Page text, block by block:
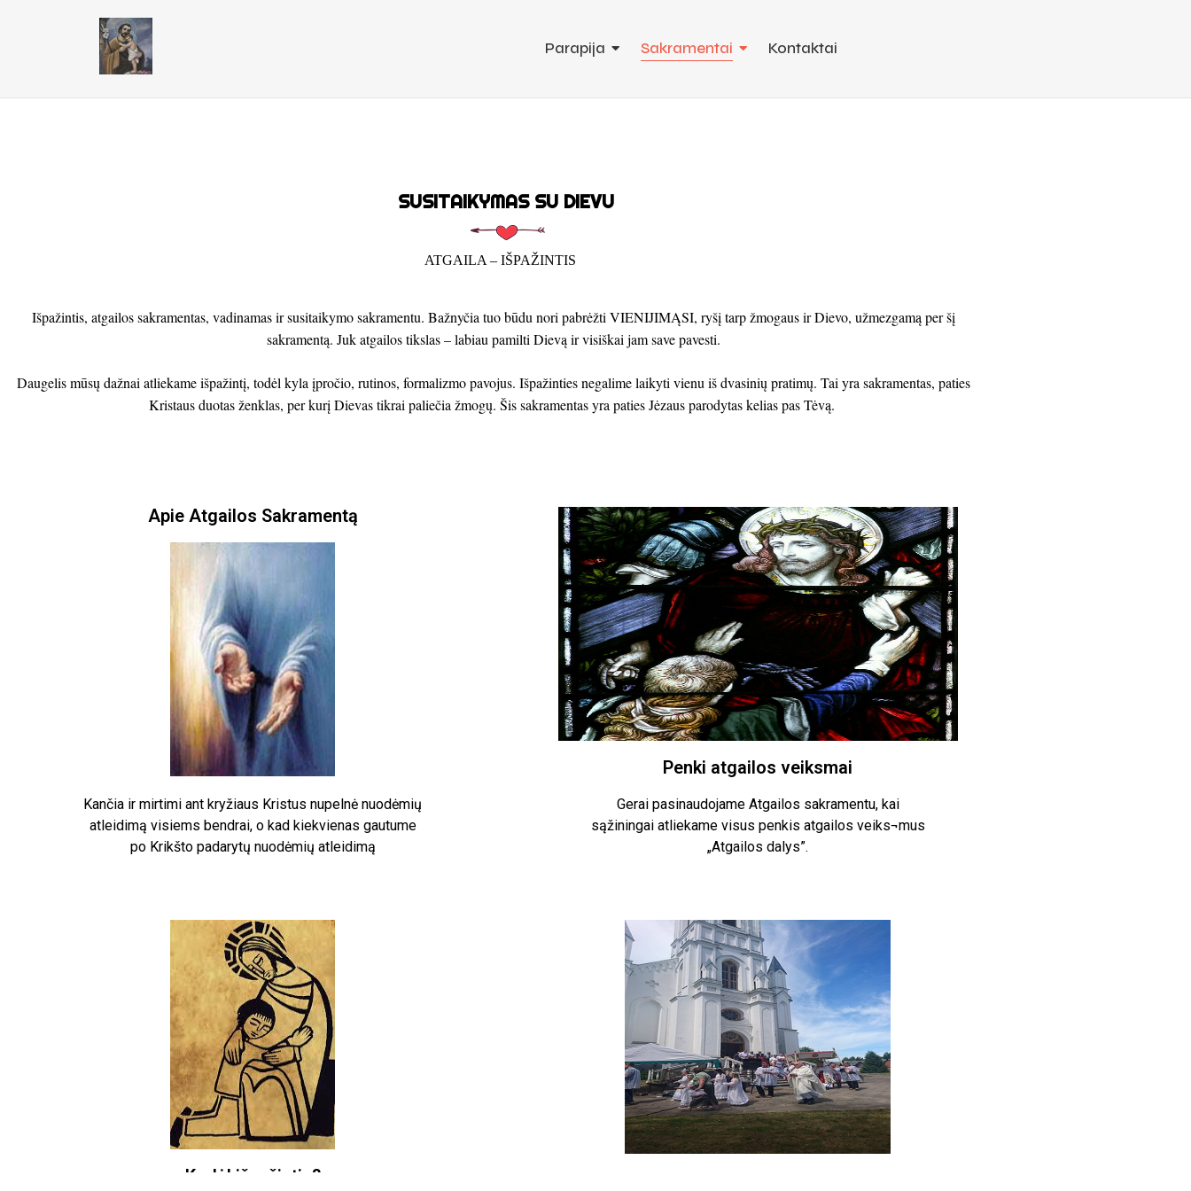
Parapija Sakramentai Kontaktai
SUSITAIKYMAS SU DIEVU
ATGAILA – IŠPAŽINTIS
Išpažintis, atgailos sakramentas, vadinamas ir susitaikymo sakramentu. Bažnyčia tuo būdu nori pabrėžti VIENIJIMĄSI, ryšį tarp žmogaus ir Dievo, užmezgamą per šį
sakramentą. Juk atgailos tikslas – labiau pamilti Dievą ir visiškai jam save pavesti.
Daugelis mūsų dažnai atliekame išpažintį, todėl kyla įpročio, rutinos, formalizmo pavojus. Išpažinties negalime laikyti vienu iš dvasinių pratimų. Tai yra sakramentas, paties
Kristaus duotas ženklas, per kurį Dievas tikrai paliečia žmogų. Šis sakramentas yra paties Jėzaus parodytas kelias pas Tėvą.
Apie Atgailos Sakramentą
Kančia ir mirtimi ant kryžiaus Kristus nupelnė nuodėmių
atleidimą visiems bendrai, o kad kiekvienas gautume
po Krikšto padarytų nuodėmių atleidimą
Penki atgailos veiksmai
Gerai pasinaudojame Atgailos sakramentu, kai
sąžiningai atliekame visus penkis atgailos veiks¬mus
„Atgailos dalys”.
Kodėl išpažintis?